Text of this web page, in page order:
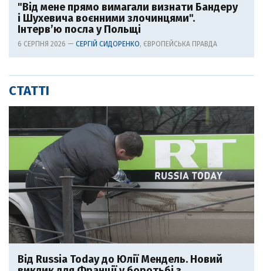
"Від мене прямо вимагали визнати Бандеру
і Шухевича воєнними злочинцями".
Інтерв’ю посла у Польщі
6 СЕРПНЯ 2026 — СЕРГІЙ СИДОРЕНКО, ЄВРОПЕЙСЬКА ПРАВДА
СТАТТІ
Від Russia Today до Юлії Мендель. Новий